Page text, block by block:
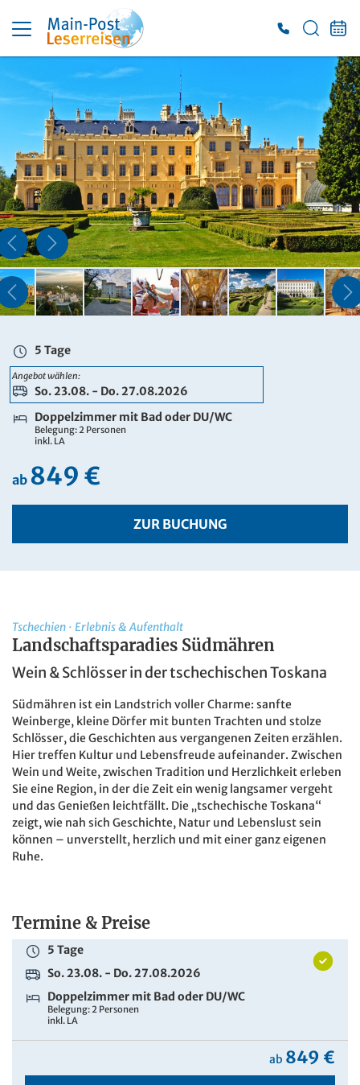
5 Tage
Angebot wählen:
So. 23.08. - Do. 27.08.2026
Doppelzimmer mit Bad oder DU/WC
Belegung: 2 Personen
inkl. LA
ab 849 €
ZUR BUCHUNG
5 Tage
So. 23.08. - Do. 27.08.2026
Doppelzimmer mit Bad oder DU/WC
Belegung: 2 Personen
inkl. LA
ab849 €
ZUR BUCHUNG
5 Tage
So. 23.08. - Do. 27.08.2026
Einzelzimmer mit Bad oder DU/WC
ZUR BUCHUNG
Tschechien · Erlebnis & Aufenthalt
Landschaftsparadies Südmähren
Wein & Schlösser in der tschechischen Toskana
Südmähren ist ein Landstrich voller Charme: sanfte
Weinberge, kleine Dörfer mit bunten Trachten und stolze
Schlösser, die Geschichten aus vergangenen Zeiten erzählen.
Hier treffen Kultur und Lebensfreude aufeinander. Zwischen
Wein und Weite, zwischen Tradition und Herzlichkeit erleben
Sie eine Region, in der die Zeit ein wenig langsamer vergeht
und das Genießen leichtfällt. Die „tschechische Toskana“
zeigt, wie nah sich Geschichte, Natur und Lebenslust sein
können – unverstellt, herzlich und mit einer ganz eigenen
Ruhe.
Termine & Preise
5 Tage
So. 23.08. - Do. 27.08.2026
Doppelzimmer mit Bad oder DU/WC
Belegung: 2 Personen
inkl. LA
ab 849 €